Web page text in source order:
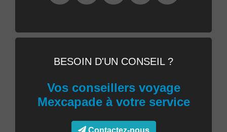
BESOIN D'UN CONSEIL ?
Vos conseillers voyage
Mexcapade à votre service
Contactez-nous